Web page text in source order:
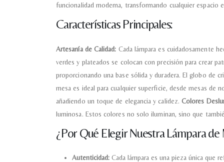
funcionalidad moderna, transformando cualquier espacio
Características Principales:
Artesanía de Calidad: Cada lámpara es cuidadosamente
verdes y plateados se colocan con precisión para crear
proporcionando una base sólida y duradera. El globo de
mesa es ideal para cualquier superficie, desde mesas
añadiendo un toque de elegancia y calidez.Colores
luminosa. Estos colores no solo iluminan, sino que
¿Por Qué Elegir Nuestra Lámpara
Autenticidad: Cada lámpara es una pieza única que